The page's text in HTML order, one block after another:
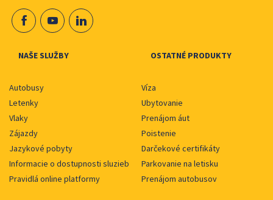
NAŠE SLUŽBY OSTATNÉ PRODUKTY
Autobusy
Letenky
Vlaky
Zájazdy
Jazykové pobyty
Informacie o dostupnosti sluzieb
Pravidlá online platformy
Víza
Ubytovanie
Prenájom áut
Poistenie
Darčekové certifikáty
Parkovanie na letisku
Prenájom autobusov